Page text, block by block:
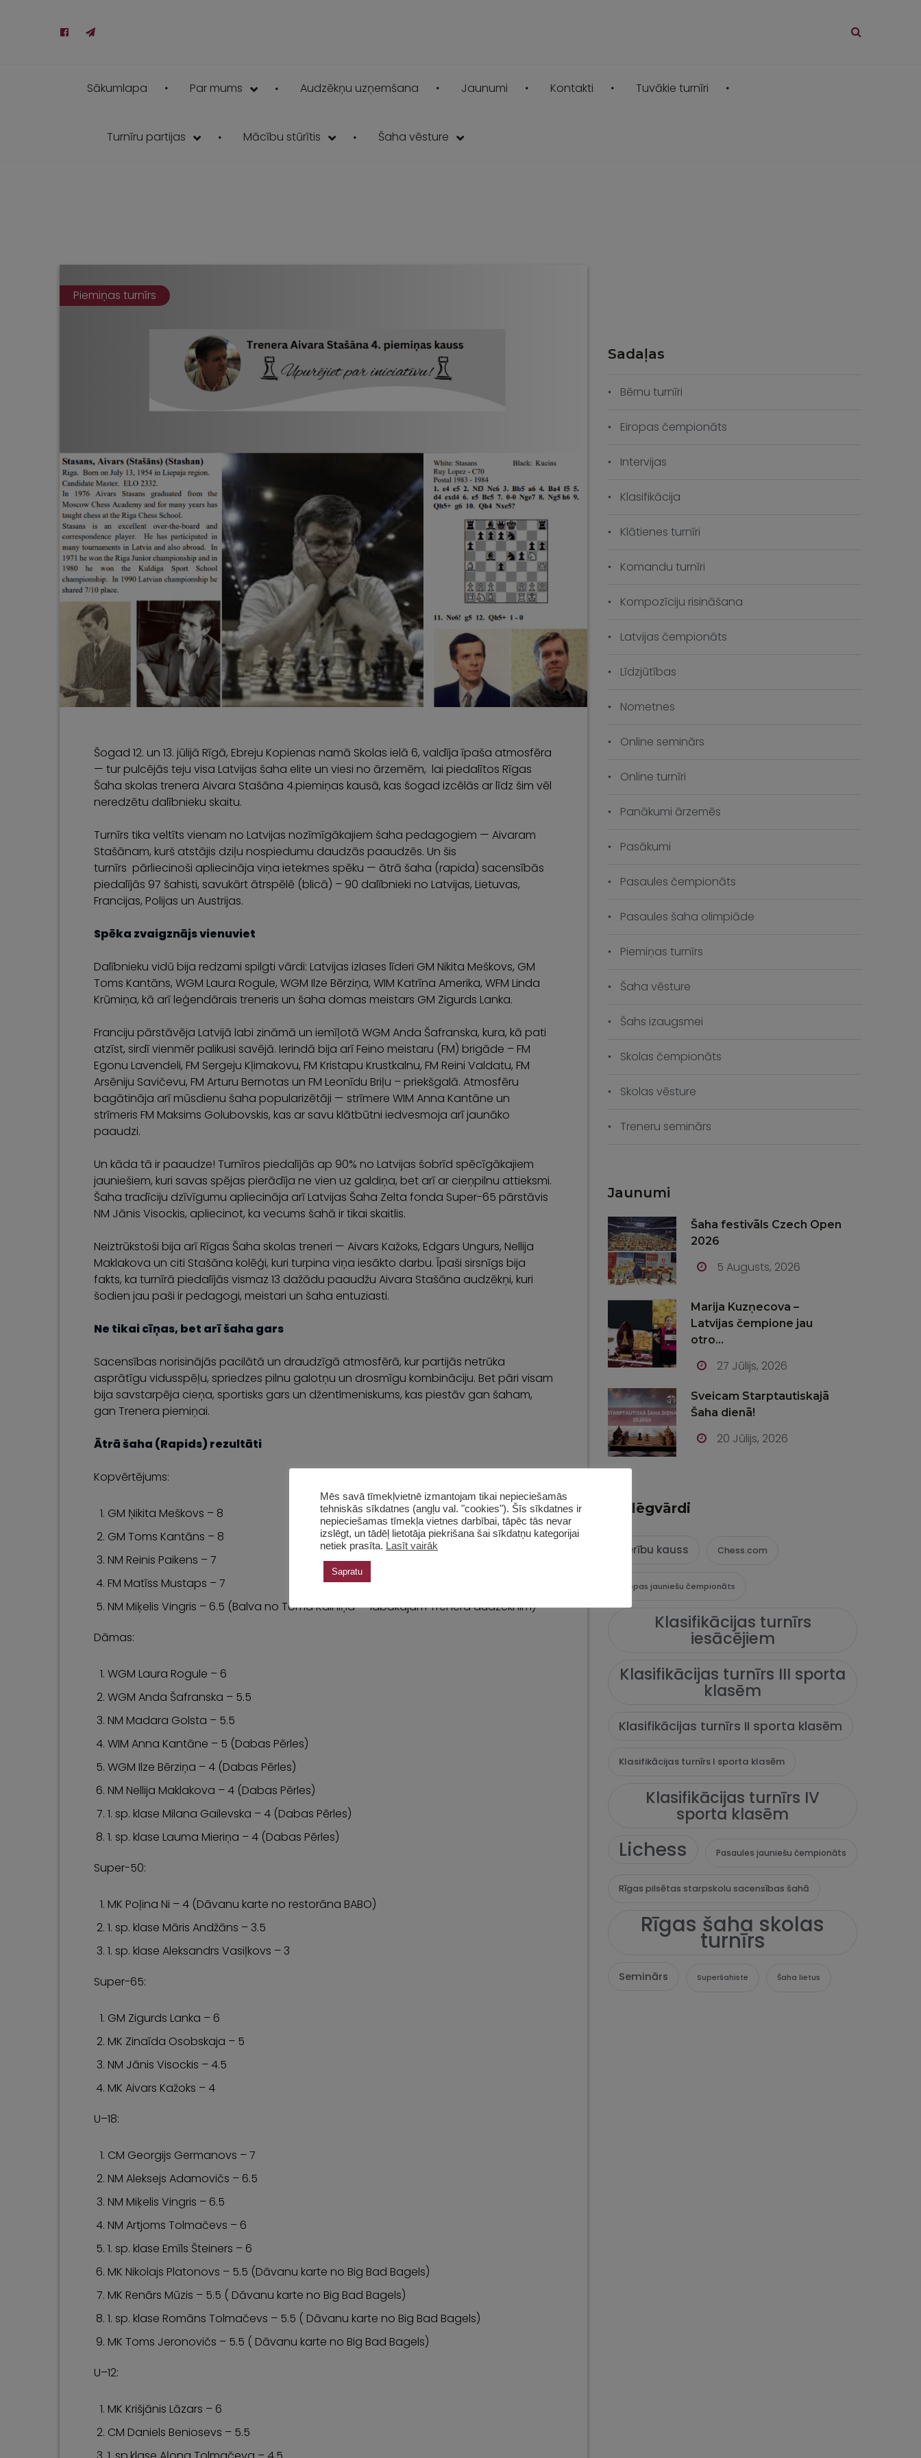
Sākumlapa Par mums Audzēkņu uzņemšana Jaunumi Kontakti Tuvākie turnīri
Turnīru partijas Mācību stūrītis Šaha vēsture
Piemiņas turnīrs
Šogad 12. un 13. jūlijā Rīgā, Ebreju Kopienas namā Skolas ielā 6, valdīja īpaša atmosfēra
— tur pulcējās teju visa Latvijas šaha elite un viesi no ārzemēm, lai piedalītos Rīgas
Šaha skolas trenera Aivara Stašāna 4.piemiņas kausā, kas šogad izcēlās ar līdz šim vēl
neredzētu dalībnieku skaitu.
Turnīrs tika veltīts vienam no Latvijas nozīmīgākajiem šaha pedagogiem — Aivaram
Stašānam, kurš atstājis dziļu nospiedumu daudzās paaudzēs. Un šis
turnīrs pārliecinoši apliecināja viņa ietekmes spēku — ātrā šaha (rapida) sacensībās
piedalījās 97 šahisti, savukārt ātrspēlē (blicā) – 90 dalībnieki no Latvijas, Lietuvas,
Francijas, Polijas un Austrijas.
Spēka zvaigznājs vienuviet
Dalībnieku vidū bija redzami spilgti vārdi: Latvijas izlases līderi GM Nikita Meškovs, GM
Toms Kantāns, WGM Laura Rogule, WGM Ilze Bērziņa, WIM Katrīna Amerika, WFM Linda
Krūmiņa, kā arī leģendārais treneris un šaha domas meistars GM Zigurds Lanka.
Franciju pārstāvēja Latvijā labi zināmā un iemīļotā WGM Anda Šafranska, kura, kā pati
atzīst, sirdī vienmēr palikusi savējā. Ierindā bija arī Feino meistaru (FM) brigāde – FM
Egonu Lavendeli, FM Sergeju Kļimakovu, FM Kristapu Krustkalnu, FM Reini Valdatu, FM
Arsēniju Savičevu, FM Arturu Bernotas un FM Leonīdu Briļu – priekšgalā. Atmosfēru
bagātināja arī mūsdienu šaha popularizētāji — strīmere WIM Anna Kantāne un
strīmeris FM Maksims Golubovskis, kas ar savu klātbūtni iedvesmoja arī jaunāko
paaudzi.
Un kāda tā ir paaudze! Turnīros piedalījās ap 90% no Latvijas šobrīd spēcīgākajiem
jauniešiem, kuri savas spējas pierādīja ne vien uz galdiņa, bet arī ar cieņpilnu attieksmi.
Šaha tradīciju dzīvīgumu apliecināja arī Latvijas Šaha Zelta fonda Super-65 pārstāvis
NM Jānis Visockis, apliecinot, ka vecums šahā ir tikai skaitlis.
Neiztrūkstoši bija arī Rīgas Šaha skolas treneri — Aivars Kažoks, Edgars Ungurs, Nellija
Maklakova un citi Stašāna kolēģi, kuri turpina viņa iesākto darbu. Īpaši sirsnīgs bija
fakts, ka turnīrā piedalījās vismaz 13 dažādu paaudžu Aivara Stašāna audzēkņi, kuri
šodien jau paši ir pedagogi, meistari un šaha entuziasti.
Ne tikai cīņas, bet arī šaha gars
Sacensības norisinājās pacilātā un draudzīgā atmosfērā, kur partijās netrūka
asprātīgu vidusspēļu, spriedzes pilnu galotņu un drosmīgu kombināciju. Bet pāri visam
bija savstarpēja cieņa, sportisks gars un džentlmeniskums, kas piestāv gan šaham,
gan Trenera piemiņai.
Ātrā šaha (Rapids) rezultāti
Kopvērtējums:
GM Ņikita Meškovs – 8
GM Toms Kantāns – 8
NM Reinis Paikens – 7
FM Matīss Mustaps – 7
NM Miķelis Vingris – 6.5 (Balva no Toma Kalniņa — labākajam Trenera audzēknim)
Dāmas:
WGM Laura Rogule – 6
WGM Anda Šafranska – 5.5
NM Madara Golsta – 5.5
WIM Anna Kantāne – 5 (Dabas Pērles)
WGM Ilze Bērziņa – 4 (Dabas Pērles)
NM Nellija Maklakova – 4 (Dabas Pērles)
1. sp. klase Milana Gailevska – 4 (Dabas Pērles)
1. sp. klase Lauma Mieriņa – 4 (Dabas Pērles)
Super-50:
MK Poļina Ni – 4 (Dāvanu karte no restorāna BABO)
1. sp. klase Māris Andžāns – 3.5
1. sp. klase Aleksandrs Vasiļkovs – 3
Super-65:
GM Zigurds Lanka – 6
MK Zinaīda Osobskaja – 5
NM Jānis Visockis – 4.5
MK Aivars Kažoks – 4
U–18:
CM Georgijs Germanovs – 7
NM Aleksejs Adamovičs – 6.5
NM Miķelis Vingris – 6.5
NM Artjoms Tolmačevs – 6
1. sp. klase Emīls Šteiners – 6
MK Nikolajs Platonovs – 5.5 (Dāvanu karte no Big Bad Bagels)
MK Renārs Mūzis – 5.5 ( Dāvanu karte no Big Bad Bagels)
1. sp. klase Romāns Tolmačevs – 5.5 ( Dāvanu karte no Big Bad Bagels)
MK Toms Jeronovičs – 5.5 ( Dāvanu karte no Big Bad Bagels)
U–12:
MK Krišjānis Lāzars – 6
CM Daniels Beniosevs – 5.5
Sadaļas
Bērnu turnīri
Eiropas čempionāts
Intervijas
Klasifikācija
Klātienes turnīri
Komandu turnīri
Kompozīciju risināšana
Latvijas čempionāts
Līdzjūtības
Nometnes
Online seminārs
Online turnīri
Panākumi ārzemēs
Pasākumi
Pasaules čempionāts
Pasaules šaha olimpiāde
Piemiņas turnīrs
Šaha vēsture
Šahs izaugsmei
Skolas čempionāts
Skolas vēsture
Treneru seminārs
Jaunumi
Šaha festivāls Czech Open
2026
5 Augusts, 2026
Marija Kuzņecova –
Latvijas čempione jau
otro...
27 Jūlijs, 2026
Sveicam Starptautiskajā
Šaha dienā!
20 Jūlijs, 2026
Atslēgvārdi
Cerību kauss Chess.com
Eiropas jauniešu čempionāts
Klasifikācijas turnīrs
iesācējiem
Klasifikācijas turnīrs III sporta
klasēm
Klasifikācijas turnīrs II sporta klasēm
Klasifikācijas turnīrs I sporta klasēm
Klasifikācijas turnīrs IV
sporta klasēm
Lichess Pasaules jauniešu čempionāts
Rīgas pilsētas starpskolu sacensības šahā
Rīgas šaha skolas
turnīrs
Seminārs Superšahiste Šaha lietus
Mēs savā tīmekļvietnē izmantojam tikai nepieciešamās
tehniskās sīkdatnes (angļu val. "cookies"). Šīs sīkdatnes ir
nepieciešamas tīmekļa vietnes darbībai, tāpēc tās nevar
izslēgt, un tādēļ lietotāja piekrišana šai sīkdatņu kategorijai
netiek prasīta. Lasīt vairāk
Sapratu